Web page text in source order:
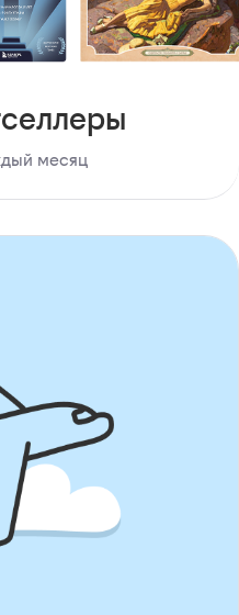
месяц